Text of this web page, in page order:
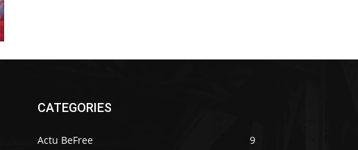
CATEGORIES
Actu BeFree
9